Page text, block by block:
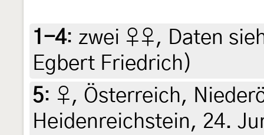
1-4: zwei ♀♀, Daten
Egbert Friedrich)
5: ♀, Österreich,
Heidenreichstein, 24.